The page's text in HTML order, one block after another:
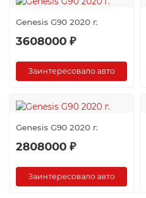
Genesis G90 2020 г.
3608000 ₽
Заинтересовало авто
Genesis G90 2020 г.
2808000 ₽
Заинтересовало авто